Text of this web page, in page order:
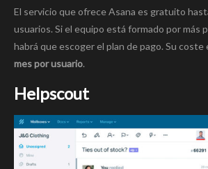
El servicio que ofrece Asana es gratuito
usuarios. Si el equipo está formado por más
habrá que escoger el plan de pago. Su coste
mes por usuario.
Helpscout